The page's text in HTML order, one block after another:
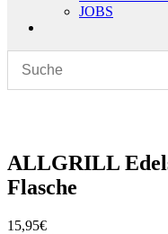
JOBS
ALLGRILL
Flasche
15,95€